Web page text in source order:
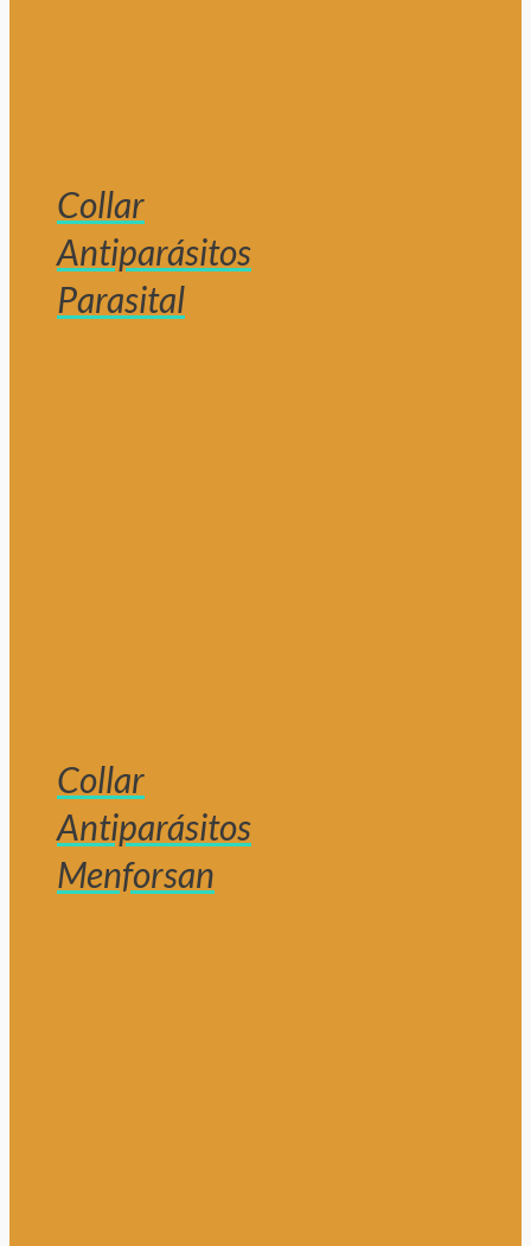
Collar
Antiparásitos
Parasital
Collar
Antiparásitos
Menforsan